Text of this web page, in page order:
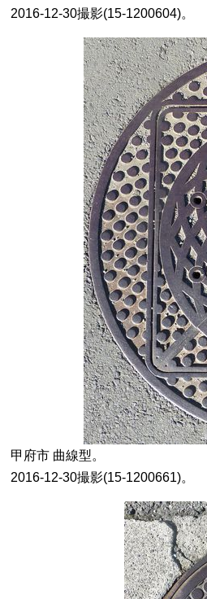
2016-12-30撮影(15-1200604)。
甲府市 曲線型。
2016-12-30撮影(15-1200661)。